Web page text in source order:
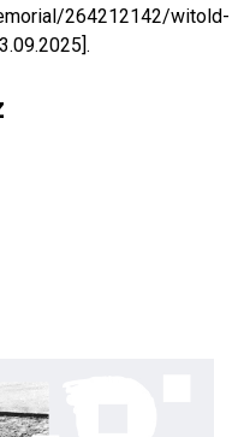
264212142/witold-